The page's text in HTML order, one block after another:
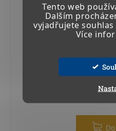
Tento web
Dalším
vyjadřujete
Více
90° SPOJKA S
Skladem u
30